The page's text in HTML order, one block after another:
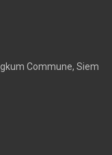
Commune, Siem